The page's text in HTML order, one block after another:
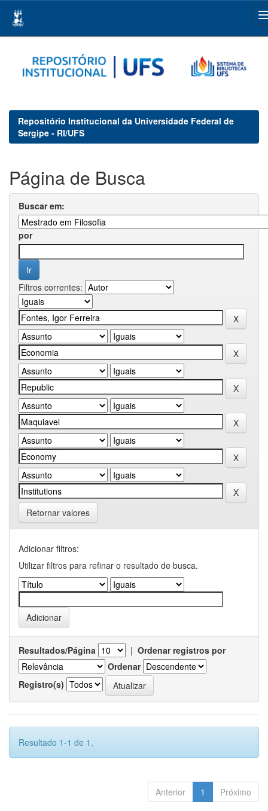
navigation
Repositório Institucional da Universidade Federal de
Sergipe - RI/UFS
Página de Busca
Buscar em:
por
Filtros correntes:
Retornar valores
Adicionar filtros:
Utilizar filtros para refinar o resultado de busca.
Resultados/Página | Ordenar registros por
Ordenar
Registro(s)
Resultado 1-1 de 1.
Anterior 1 Próximo